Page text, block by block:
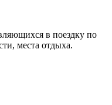
в поездку по
места отдыха.